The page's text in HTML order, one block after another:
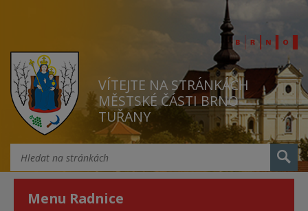
VÍTEJTE NA STRÁNKÁCH
MĚSTSKÉ ČÁSTI BRNO
TUŘANY
Menu Radnice